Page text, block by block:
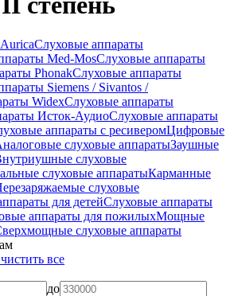
Слуховые аппараты
Med-MosСлуховые аппараты
PhonakСлуховые аппараты
Siemens / Sivantos /
WidexСлуховые аппараты
Исток-АудиоСлуховые аппараты
аппараты с ресиверомЦифровые
слуховые аппаратыЗаушные
слуховые
слуховые аппаратыКарманные
слуховые
для детейСлуховые аппараты
аппараты для пожилыхМощные
слуховые аппараты
все
до